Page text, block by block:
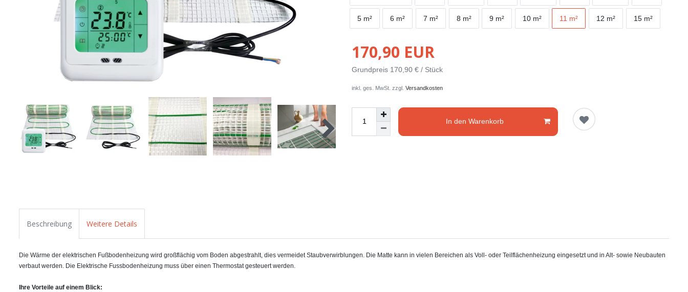
5 m² 6 m² 7 m² 8 m² 9 m² 10 m² 11 m² 12 m² 15 m²
170,90 EUR
Grundpreis 170,90 € / Stück
inkl. ges. MwSt. zzgl. Versandkosten
In den Warenkorb
Beschreibung Weitere Details
Die Wärme der elektrischen Fußbodenheizung wird großflächig vom Boden abgestrahlt, dies vermeidet Staubverwirblungen. Die Matte kann in vielen Bereichen als Voll- oder Teilflächenheizung eingesetzt und in Alt- sowie Neubauten
verbaut werden. Die Elektrische Fussbodenheizung muss über einen Thermostat gesteuert werden.
Ihre Vorteile auf einem Blick: